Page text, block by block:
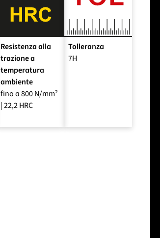
Resistenza alla
trazione a
temperatura
ambiente
fino a 800 N/mm²
| 22,2 HRC
Tolleranza
7H